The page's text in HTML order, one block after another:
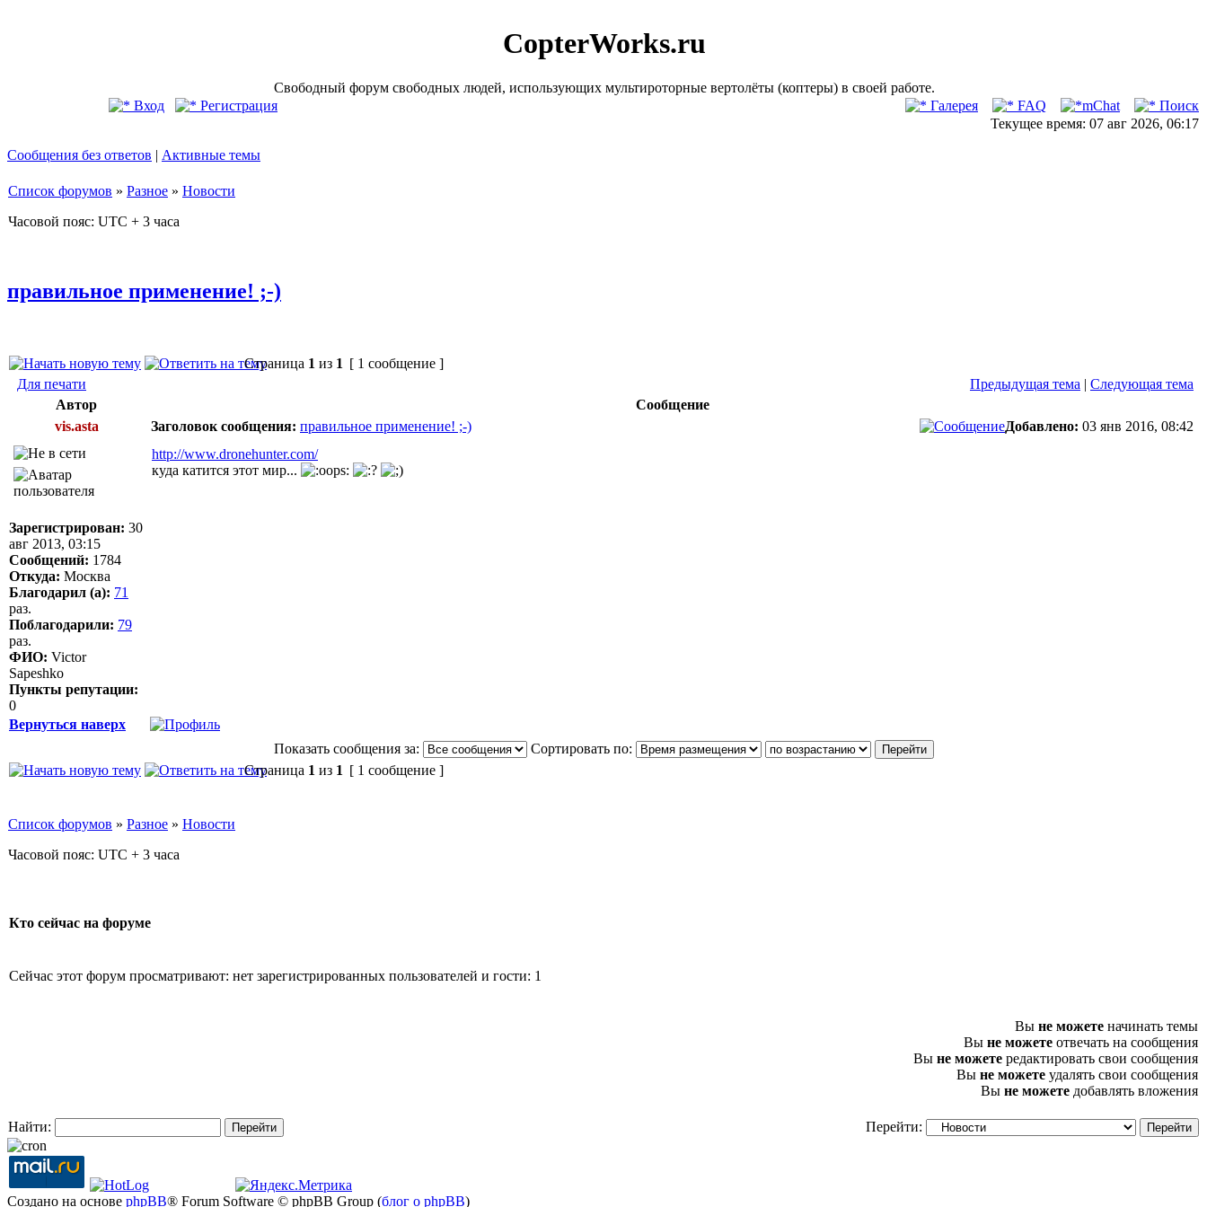
CopterWorks.ru
Свободный форум свободных людей, использующих мультироторные вертолёты (коптеры) в своей работе.
Вход
Регистрация Галерея FAQ mChat
Поиск
Текущее время: 07 авг 2026, 06:17
Сообщения без ответов | Активные темы
Список форумов » Разное » Новости
Часовой пояс: UTC + 3 часа
правильное применение! ;-)
Страница 1 из 1 [ 1 сообщение ]
Для печати
Предыдущая тема | Следующая тема
Автор
Сообщение
vis.asta
Заголовок сообщения: правильное применение! ;-) Добавлено: 03 янв 2016, 08:42
Зарегистрирован: 30
авг 2013, 03:15
Сообщений: 1784
Откуда: Москва
Благодарил (а): 71
раз.
Поблагодарили: 79
раз.
ФИО: Victor
Sapeshko
Пункты репутации:
0
http://www.dronehunter.com/
куда катится этот мир...
Вернуться наверх
Показать сообщения за:
Сортировать по:
Страница 1 из 1 [ 1 сообщение ]
Список форумов » Разное » Новости
Часовой пояс: UTC + 3 часа
Кто сейчас на форуме
Сейчас этот форум просматривают: нет зарегистрированных пользователей и гости: 1
Вы не можете начинать темы
Вы не можете отвечать на сообщения
Вы не можете редактировать свои сообщения
Вы не можете удалять свои сообщения
Вы не можете добавлять вложения
Найти: Перейти:
Создано на основе phpBB® Forum Software © phpBB Group (блог о phpBB)